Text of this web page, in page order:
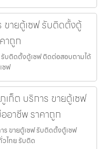
ขายตู้เซฟ รับติดตั้งตู้
าถูก
บติดตั้งตู้เซฟ ติดต่อสอบถามได้
ซฟ
ก็ต บริการ ขายตู้เซฟ
อาชีพ ราคาถูก
ร ขายตู้เซฟ รับติดตั้งตู้เซฟ
ไทย รับติด